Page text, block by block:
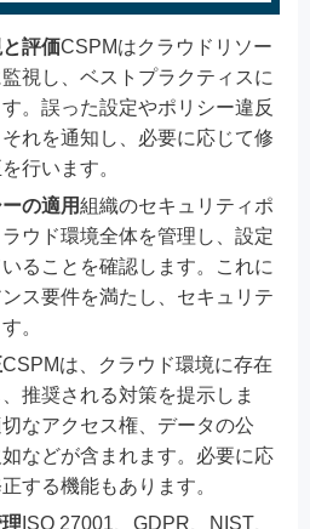
評価CSPMはクラウドリソー
視し、ベストプラクティスに
。誤った設定やポリシー違反
れを通知し、必要に応じて修
行います。
の適用組織のセキュリティポ
ウド環境全体を管理し、設定
ることを確認します。これに
ス要件を満たし、セキュリテ
。
CSPMは、クラウド環境に存在
推奨される対策を提示しま
なアクセス権、データの公
などが含まれます。必要に応
する機能もあります。
ISO 27001、GDPR、NIST、